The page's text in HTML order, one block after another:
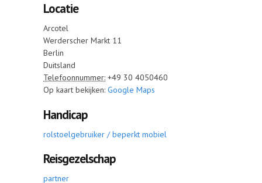
Locatie
Arcotel
Werderscher Markt 11
Berlin
Duitsland
Telefoonnummer: +49 30 4050460‎
Op kaart bekijken: Google Maps
Handicap
rolstoelgebruiker / beperkt mobiel
Reisgezelschap
partner